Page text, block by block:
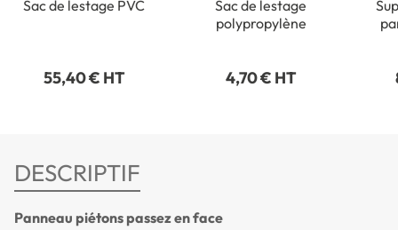
Sac de lestage PVC
55,40 € HT
Sac de lestage
polypropylène
4,70 € HT
DESCRIPTIF
Panneau piétons passez en face